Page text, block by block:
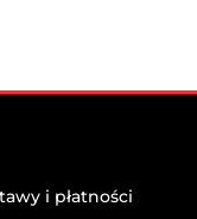
i płatności